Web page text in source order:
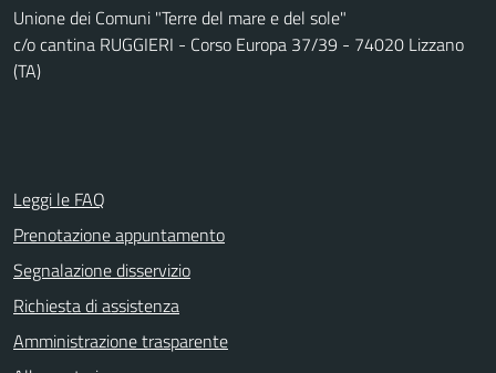
Unione dei Comuni "Terre del mare e del sole"
c/o cantina RUGGIERI - Corso Europa 37/39 - 74020 Lizzano
(TA)
Leggi le FAQ
Prenotazione appuntamento
Segnalazione disservizio
Richiesta di assistenza
Amministrazione trasparente